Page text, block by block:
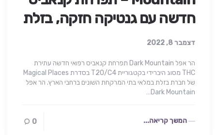
חדשה עם גנטיקה חזקה, בזלת
דצמבר 8, 2022
הר אפל Dark Mountain תפרחת קנאביס רפואי חדשה עתירת
THC מסוג היברידי בקטגוריית T20/C4 בסדרת Magical Places
של חברת בזלת במלאי בתי המרקחת השונים ברחבי הארץ. הר אפל
Dark Mountain…
המשך קריאה... 0